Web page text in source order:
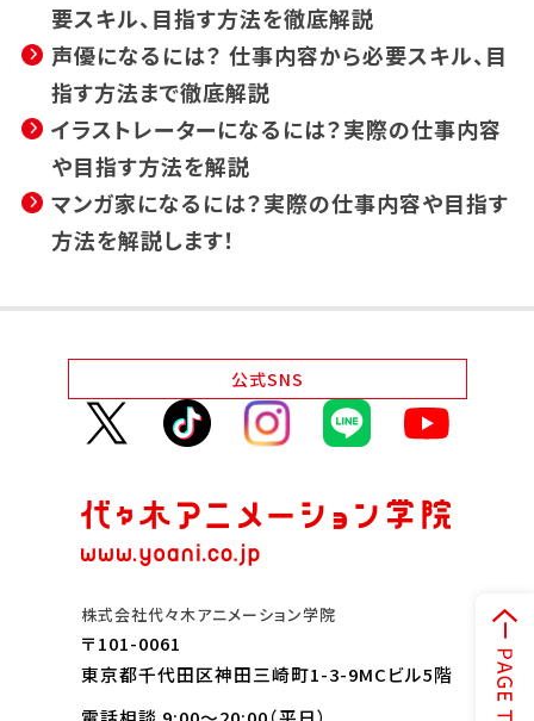
要スキル、目指す方法を徹底解説
声優になるには？ 仕事内容から必要スキル、目
指す方法まで徹底解説
イラストレーターになるには？実際の仕事内容
や目指す方法を解説
マンガ家になるには？実際の仕事内容や目指す
方法を解説します！
公式SNS
株式会社代々木アニメーション学院
〒101-0061
東京都千代田区神田三崎町1-3-9MCビル5階